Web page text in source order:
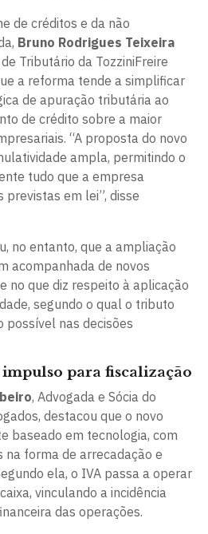
de créditos e da não
Bruno Rodrigues Teixeira
Tributário da TozziniFreire
a reforma tende a simplificar
de apuração tributária ao
de crédito sobre a maior
“A proposta do novo
ampla, permitindo o
tudo que a empresa
previstas em lei”, disse
no entanto, que a ampliação
acompanhada de novos
no que diz respeito à aplicação
segundo o qual o tributo
possível nas decisões
para fiscalização
, Advogada e Sócia do
destacou que o novo
baseado em tecnologia, com
na forma de arrecadação e
ela, o IVA passa a operar
vinculando a incidência
das operações.